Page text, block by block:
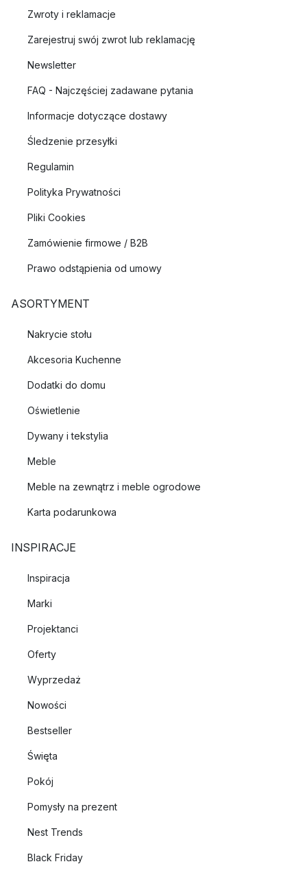
Zwroty i reklamacje
Zarejestruj swój zwrot lub reklamację
Newsletter
FAQ - Najczęściej zadawane pytania
Informacje dotyczące dostawy
Śledzenie przesyłki
Regulamin
Polityka Prywatności
Pliki Cookies
Zamówienie firmowe / B2B
Prawo odstąpienia od umowy
ASORTYMENT
Nakrycie stołu
Akcesoria Kuchenne
Dodatki do domu
Oświetlenie
Dywany i tekstylia
Meble
Meble na zewnątrz i meble ogrodowe
Karta podarunkowa
INSPIRACJE
Inspiracja
Marki
Projektanci
Oferty
Wyprzedaż
Nowości
Bestseller
Święta
Pokój
Pomysły na prezent
Nest Trends
Black Friday